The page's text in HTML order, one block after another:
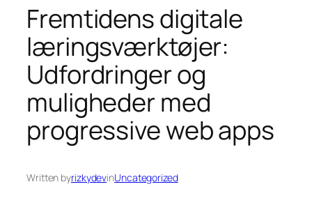
Fremtidens digitale
læringsværktøjer:
Udfordringer og
muligheder med
progressive web apps
Written byrizkydevinUncategorized